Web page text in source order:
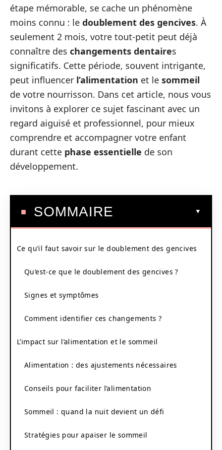
étape mémorable, se cache un phénomène
moins connu : le doublement des gencives. À
seulement 2 mois, votre tout-petit peut déjà
connaître des changements dentaires
significatifs. Cette période, souvent intrigante,
peut influencer l’alimentation et le sommeil
de votre nourrisson. Dans cet article, nous vous
invitons à explorer ce sujet fascinant avec un
regard aiguisé et professionnel, pour mieux
comprendre et accompagner votre enfant
durant cette phase essentielle de son
développement.
SOMMAIRE
Ce qu’il faut savoir sur le doublement des gencives
Qu’est-ce que le doublement des gencives ?
Signes et symptômes
Comment identifier ces changements ?
L’impact sur l’alimentation et le sommeil
Alimentation : des ajustements nécessaires
Conseils pour faciliter l’alimentation
Sommeil : quand la nuit devient un défi
Stratégies pour apaiser le sommeil